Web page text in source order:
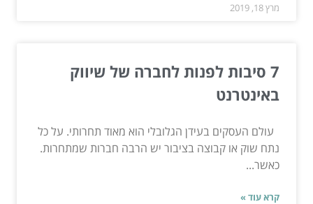
מרץ 18, 2019
7 סיבות לפנות לחברה של שיווק
באינטרנט
עולם העסקים בעידן הגלובלי הוא מאוד תחרותי. על כל
נתח שוק או קבוצה בציבור יש הרבה חברות שמתחרות.
כאשר...
קרא עוד »